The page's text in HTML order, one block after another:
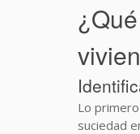
Lo
suciedad